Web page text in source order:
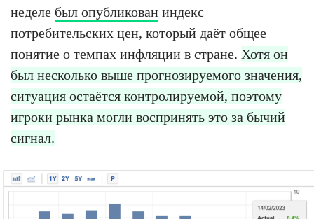
неделе был опубликован индекс
потребительских цен, который даёт общее
понятие о темпах инфляции в стране. Хотя он
был несколько выше прогнозируемого значения,
ситуация остаётся контролируемой, поэтому
игроки рынка могли воспринять это за бычий
сигнал.